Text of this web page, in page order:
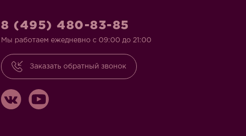
8 (495) 480-83-85
Мы работаем ежедневно с 09:00 до 21:00
Заказать обратный звонок